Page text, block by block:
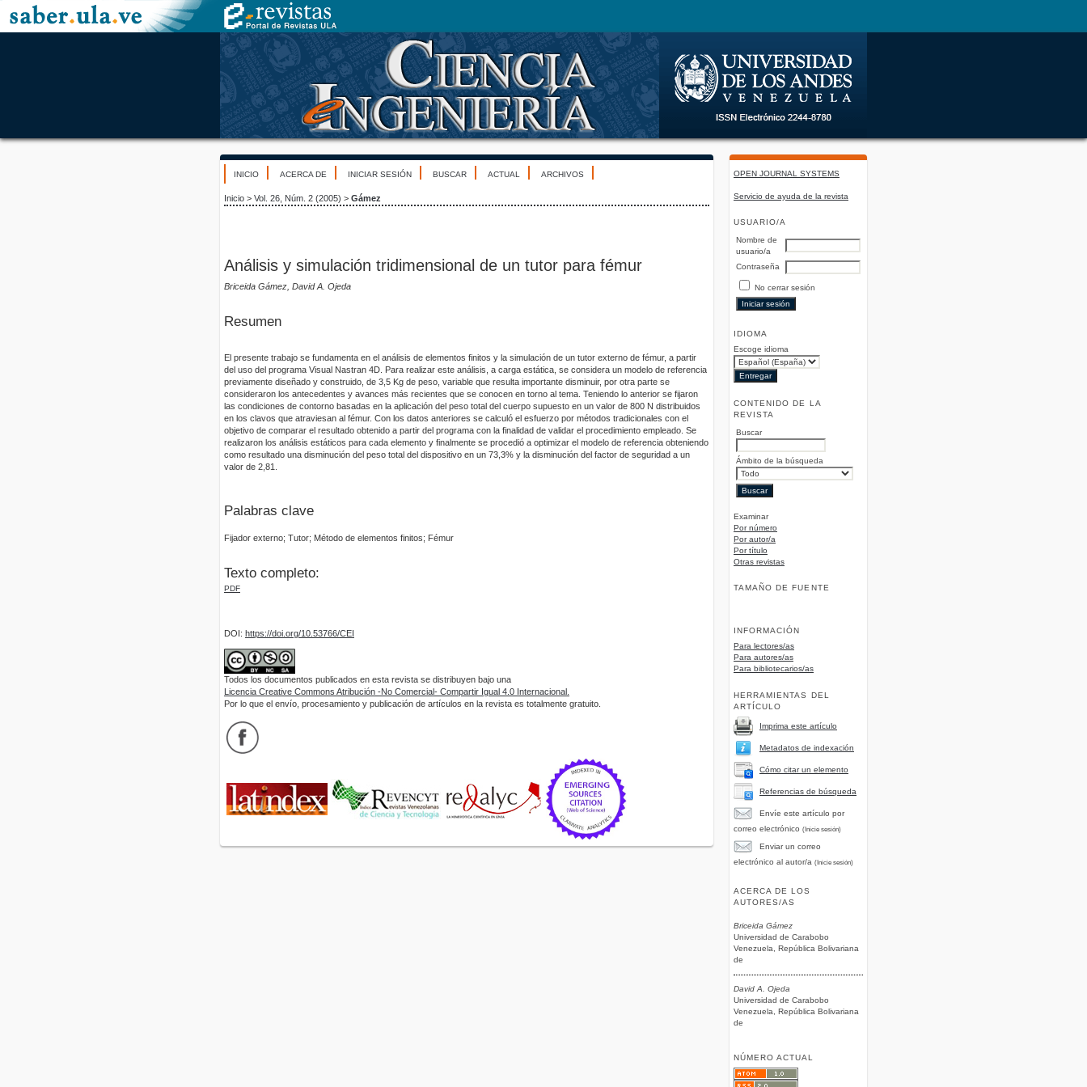
OPEN JOURNAL SYSTEMS
Servicio de ayuda de la revista
USUARIO/A
Nombre de
usuario/a
Contraseña
No cerrar sesión
IDIOMA
Escoge idioma
CONTENIDO DE LA
REVISTA
Buscar
Ámbito de la búsqueda
Examinar
Por número
Por autor/a
Por título
Otras revistas
TAMAÑO DE FUENTE
INFORMACIÓN
Para lectores/as
Para autores/as
Para bibliotecarios/as
HERRAMIENTAS DEL
ARTÍCULO
Imprima este artículo
Metadatos de indexación
Cómo citar un elemento
Referencias de búsqueda
Envíe este artículo por
correo electrónico (Inicie sesión)
Enviar un correo
electrónico al autor/a (Inicie sesión)
ACERCA DE LOS
AUTORES/AS
Briceida Gámez
Universidad de Carabobo
Venezuela, República Bolivariana
de
David A. Ojeda
Universidad de Carabobo
Venezuela, República Bolivariana
de
NÚMERO ACTUAL
INICIO ACERCA DE INICIAR SESIÓN BUSCAR ACTUAL ARCHIVOS
Inicio > Vol. 26, Núm. 2 (2005) > Gámez
Análisis y simulación tridimensional de un tutor para fémur
Briceida Gámez, David A. Ojeda
Resumen
El presente trabajo se fundamenta en el análisis de elementos finitos y la simulación de un tutor externo de fémur, a partir
del uso del programa Visual Nastran 4D. Para realizar este análisis, a carga estática, se considera un modelo de referencia
previamente diseñado y construido, de 3,5 Kg de peso, variable que resulta importante disminuir, por otra parte se
consideraron los antecedentes y avances más recientes que se conocen en torno al tema. Teniendo lo anterior se fijaron
las condiciones de contorno basadas en la aplicación del peso total del cuerpo supuesto en un valor de 800 N distribuidos
en los clavos que atraviesan al fémur. Con los datos anteriores se calculó el esfuerzo por métodos tradicionales con el
objetivo de comparar el resultado obtenido a partir del programa con la finalidad de validar el procedimiento empleado. Se
realizaron los análisis estáticos para cada elemento y finalmente se procedió a optimizar el modelo de referencia obteniendo
como resultado una disminución del peso total del dispositivo en un 73,3% y la disminución del factor de seguridad a un
valor de 2,81.
Palabras clave
Fijador externo; Tutor; Método de elementos finitos; Fémur
Texto completo:
PDF
DOI: https://doi.org/10.53766/CEI
Todos los documentos publicados en esta revista se distribuyen bajo una
Licencia Creative Commons Atribución -No Comercial- Compartir Igual 4.0 Internacional.
Por lo que el envío, procesamiento y publicación de artículos en la revista es totalmente gratuito.